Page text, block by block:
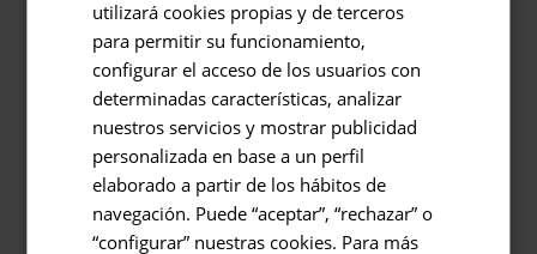
Prinsotel La Dorada & Spa
Entrada / Salida
07.08.2026 - 08.08.2026
Ocupación
2 personas
hidromasaje
Sofá cama
utilizará cookies propias y de terceros
para permitir su funcionamiento,
configurar el acceso de los usuarios con
determinadas características, analizar
nuestros servicios y mostrar publicidad
personalizada en base a un perfil
elaborado a partir de los hábitos de
navegación. Puede “aceptar”, “rechazar” o
“configurar” nuestras cookies. Para más